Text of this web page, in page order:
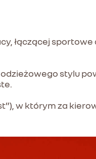
łączącej
stylu
w którym za